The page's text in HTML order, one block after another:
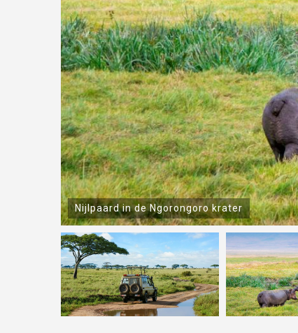
Nijlpaard in de Ngorongoro krater